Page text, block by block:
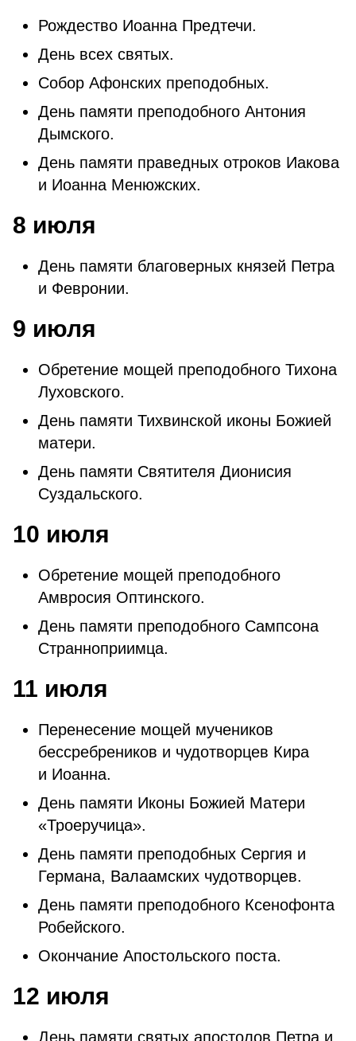
Рождество Иоанна Предтечи.
День всех святых.
Собор Афонских преподобных.
День памяти преподобного Антония
Дымского.
День памяти праведных отроков Иакова
и Иоанна Менюжских.
8 июля
День памяти благоверных князей Петра
и Февронии.
9 июля
Обретение мощей преподобного Тихона
Луховского.
День памяти Тихвинской иконы Божией
матери.
День памяти Святителя Дионисия
Суздальского.
10 июля
Обретение мощей преподобного
Амвросия Оптинского.
День памяти преподобного Сампсона
Странноприимца.
11 июля
Перенесение мощей мучеников
бессребреников и чудотворцев Кира
и Иоанна.
День памяти Иконы Божией Матери
«Троеручица».
День памяти преподобных Сергия и
Германа, Валаамских чудотворцев.
День памяти преподобного Ксенофонта
Робейского.
Окончание Апостольского поста.
12 июля
День памяти святых апостолов Петра и